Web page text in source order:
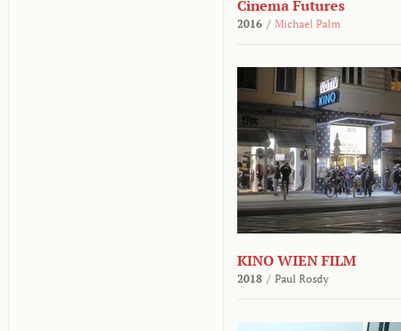
Cinema Futures
2016 / Michael Palm
KINO WIEN FILM
2018 / Paul Rosdy